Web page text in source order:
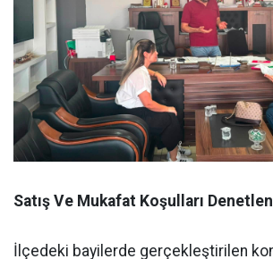
Satış Ve Mukafat Koşulları
İlçedeki bayilerde gerçekleştirilen